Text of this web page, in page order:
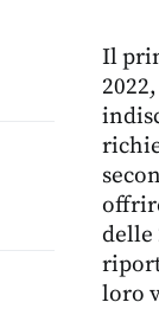
Il
delle
loro